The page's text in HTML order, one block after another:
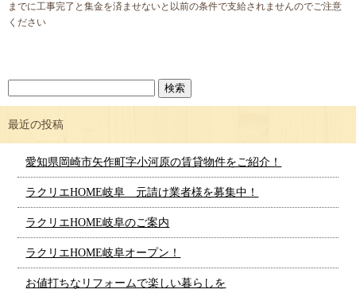
までに工事完了と集金を済ませないと以前の条件で支給されませんのでご注意
ください
最近の投稿
愛知県岡崎市矢作町字小河原の賃貸物件をご紹介！
ラクリエHOME岐阜 元請け業者様を募集中！
ラクリエHOME岐阜のご案内
ラクリエHOME岐阜オープン！
お値打ちなリフォームで楽しい暮らしを